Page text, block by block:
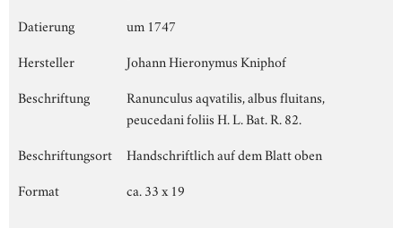
Datierung
um 1747
Hersteller
Johann Hieronymus Kniphof
Beschriftung
Ranunculus aqvatilis, albus fluitans,
peucedani foliis H. L. Bat. R. 82.
Beschriftungsort
Handschriftlich auf dem Blatt oben
Format
ca. 33 x 19